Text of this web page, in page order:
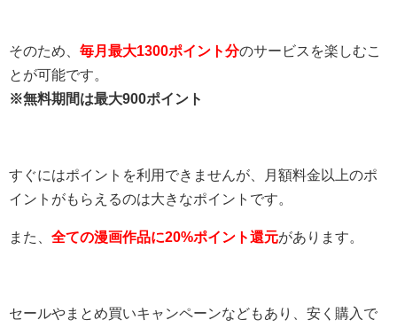
そのため、 毎月最大1300ポイント分のサービスを楽しむこ
とが可能です。
※無料期間は最大900ポイント
すぐにはポイントを利用できませんが、月額料金以上のポ
イントがもらえるのは大きなポイントです。
また、 全ての漫画作品に20%ポイント還元があります。
セールやまとめ買いキャンペーンなどもあり、安く購入で